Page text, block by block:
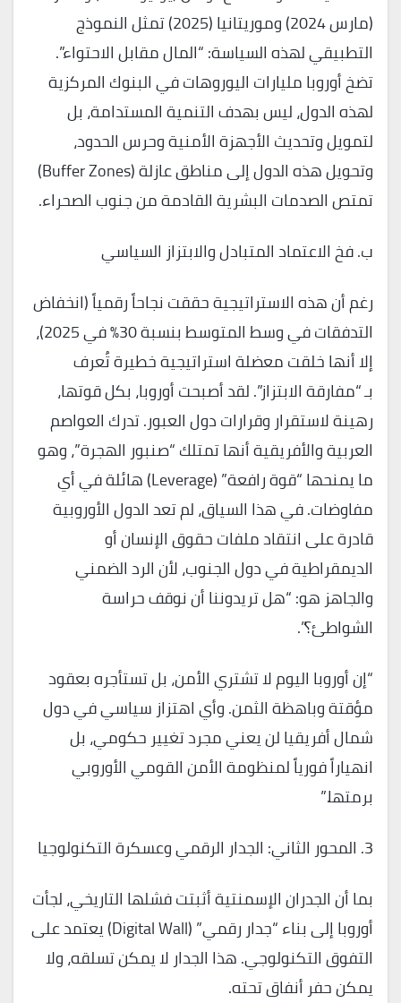
(مارس 2024) وموريتانيا (2025) تمثل النموذج
التطبيقي لهذه السياسة: “المال مقابل الاحتواء”.
تضخ أوروبا مليارات اليوروهات في البنوك المركزية
لهذه الدول، ليس بهدف التنمية المستدامة، بل
لتمويل وتحديث الأجهزة الأمنية وحرس الحدود،
وتحويل هذه الدول إلى مناطق عازلة (Buffer Zones)
تمتص الصدمات البشرية القادمة من جنوب الصحراء.
ب. فخ الاعتماد المتبادل والابتزاز السياسي
رغم أن هذه الاستراتيجية حققت نجاحاً رقمياً (انخفاض
التدفقات في وسط المتوسط بنسبة 30% في 2025)،
إلا أنها خلقت معضلة استراتيجية خطيرة تُعرف
بـ “مفارقة الابتزاز”. لقد أصبحت أوروبا، بكل قوتها،
رهينة لاستقرار وقرارات دول العبور. تدرك العواصم
العربية والأفريقية أنها تمتلك “صنبور الهجرة”، وهو
ما يمنحها “قوة رافعة” (Leverage) هائلة في أي
مفاوضات. في هذا السياق، لم تعد الدول الأوروبية
قادرة على انتقاد ملفات حقوق الإنسان أو
الديمقراطية في دول الجنوب، لأن الرد الضمني
والجاهز هو: “هل تريدوننا أن نوقف حراسة
الشواطئ؟”.
“إن أوروبا اليوم لا تشتري الأمن، بل تستأجره بعقود
مؤقتة وباهظة الثمن. وأي اهتزاز سياسي في دول
شمال أفريقيا لن يعني مجرد تغيير حكومي، بل
انهياراً فورياً لمنظومة الأمن القومي الأوروبي
برمتها.”
3. المحور الثاني: الجدار الرقمي وعسكرة التكنولوجيا
بما أن الجدران الإسمنتية أثبتت فشلها التاريخي، لجأت
أوروبا إلى بناء “جدار رقمي” (Digital Wall) يعتمد على
التفوق التكنولوجي. هذا الجدار لا يمكن تسلقه، ولا
يمكن حفر أنفاق تحته.